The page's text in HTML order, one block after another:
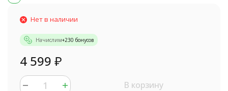
Нет в наличии
Начислим+230 бонусов
4 599 ₽
В корзину